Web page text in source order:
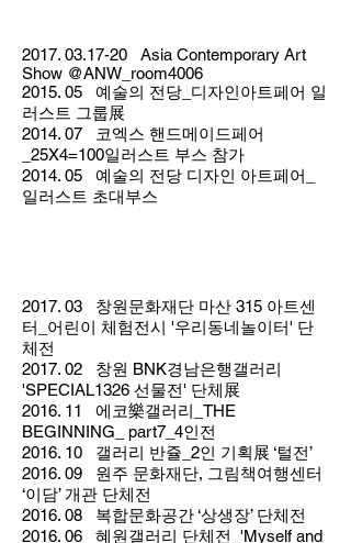
2017. 03.17-20 Asia Contemporary Art
Show @ANW_room4006
2015. 05 예술의 전당_디자인아트페어 일
러스트 그룹展
2014. 07 코엑스 핸드메이드페어
_25X4=100일러스트 부스 참가
2014. 05 예술의 전당 디자인 아트페어_
일러스트 초대부스
2017. 03 창원문화재단 마산 315 아트센
터_어린이 체험전시 '우리동네놀이터' 단
체전
2017. 02 창원 BNK경남은행갤러리
'SPECIAL1326 선물전' 단체展
2016. 11 에코樂갤러리_THE
BEGINNING_ part7_4인전
2016. 10 갤러리 반쥴_2인 기획展 ‘털전’
2016. 09 원주 문화재단, 그림책여행센터
‘이담’ 개관 단체전
2016. 08 복합문화공간 ‘상생장’ 단체전
2016. 06 혜원갤러리 단체전_'Myself and